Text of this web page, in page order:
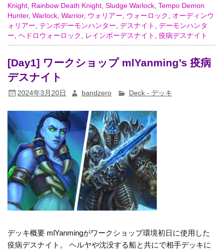
Knight, Rainbow Death Knight,Sludge Warlock,Tempo Demon
Hunter,Warlock,Warrior, ウォリアー, ウォーロック , オーディンウ
ォリアー, テンポデーモンハンター,デスナイト ,デーモンハンタ
ー,ヘドロウォーロック , レインボーデスナイト ,疫病デスナイト
[Day1] ワークショップ mlYanming’s 疫病
デスナイト
2024年3月20日 bandzero Deck - デッキ
デッキ概要 mlYanmingがワークショップ環境初日に使用した
疫病デスナイト。 ヘルヤや沈没する船と共にで相手デッキに